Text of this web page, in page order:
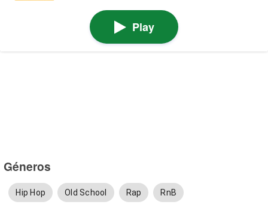
Play
Géneros
Hip Hop Old School Rap RnB